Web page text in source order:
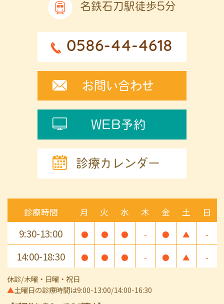
名鉄石刀駅徒歩5分
0586-44-4618
お問い合わせ
WEB予約
診療カレンダー
診療時間 月 火 水 木 金 土 日
9:30-13:00 ● ● ● - ● ▲ -
14:00-18:30 ● ● ● - ● ▲ -
休診/木曜・日曜・祝日
▲土曜日の診療時間は9:00-13:00/14:00-16:30